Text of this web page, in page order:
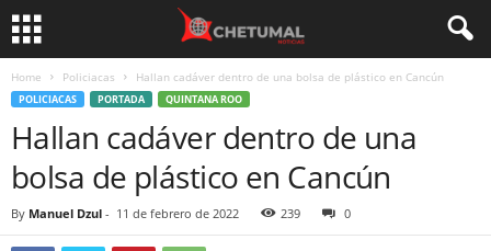
Home Policiacas Hallan cadáver dentro de una bolsa de plástico en Cancún
POLICIACAS PORTADA QUINTANA ROO
Hallan cadáver dentro de una
bolsa de plástico en Cancún
By Manuel Dzul - 11 de febrero de 2022 239 0